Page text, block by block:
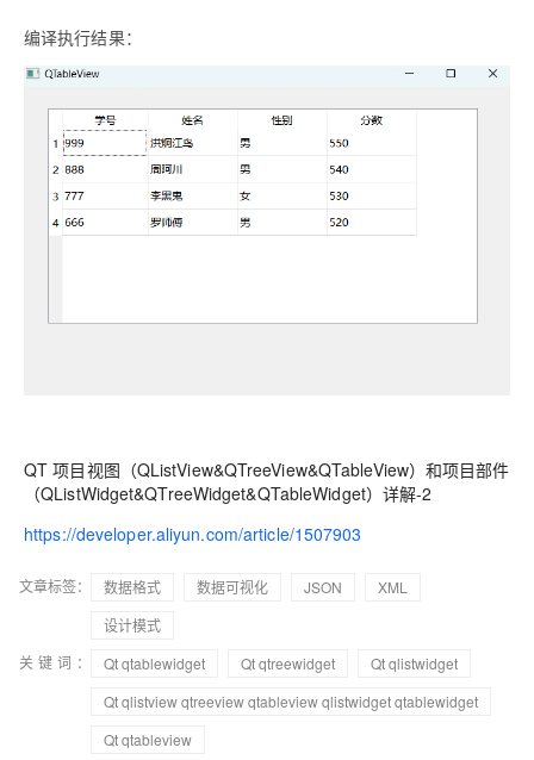
编译执行结果：
QT 项目视图（QListView&QTreeView&QTableView）和项目部件
（QListWidget&QTreeWidget&QTableWidget）详解-2
https://developer.aliyun.com/article/1507903
文章标签： 数据格式 数据可视化 JSON
XML
设计模式
关键词：
Qt qtablewidget Qt qtreewidget
Qt qlistwidget
Qt qlistview qtreeview qtableview qlistwidget qtablewidget
Qt qtableview